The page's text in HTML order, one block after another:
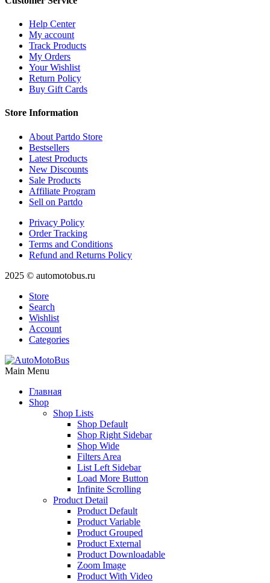
Help Center
My account
Track Products
My Orders
Your Wishlist
Return Policy
Buy Gift Cards
Store Information
About Partdo Store
Bestsellers
Latest Products
New Discounts
Sale Products
Affiliate Program
Sell on Partdo
Privacy Policy
Order Tracking
Terms and Conditions
Refund and Returns Policy
2025 © automotobus.ru
Store
Search
Wishlist
Account
Categories
Main Menu
Главная
Shop
Shop Lists
Shop Default
Shop Right Sidebar
Shop Wide
Filters Area
List Left Sidebar
Load More Button
Infinite Scrolling
Product Detail
Product Default
Product Variable
Product Grouped
Product External
Product Downloadable
Zoom Image
Product With Video